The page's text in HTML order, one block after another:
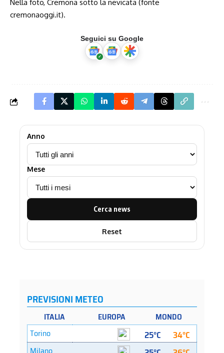
Nella foto, Cremona sotto la nevicata (fonte
cremonaoggi.it).
Seguici su Google
Anno
Mese
Cerca news
Reset